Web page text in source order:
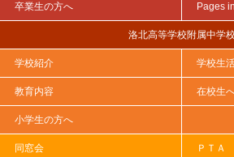
卒業生の方へ Pages
洛北高等学校附属中学
学校紹介 学校生
教育内容 在校生
小学生の方へ
同窓会 ＰＴＡ
SSHだより 令和８年度
して下さい。